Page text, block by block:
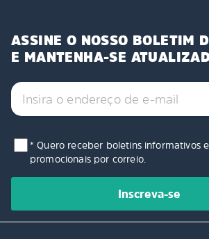
ASSINE O NOSSO BOLETIM
E MANTENHA-SE
* Quero receber boletins informativos
promocionais por correio.